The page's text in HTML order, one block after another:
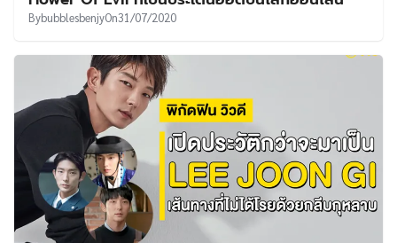
BybubblesbenjyOn31/07/2020